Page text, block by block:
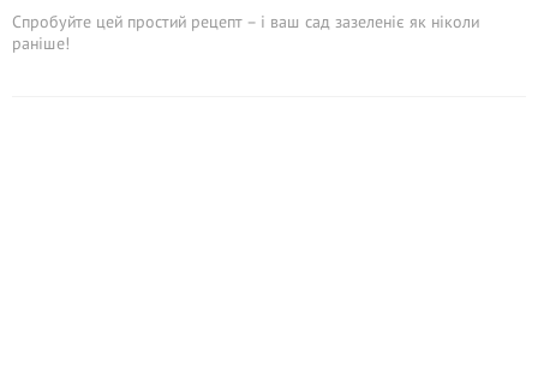
Спробуйте цей простий рецепт – і ваш сад зазеленіє як ніколи
раніше!